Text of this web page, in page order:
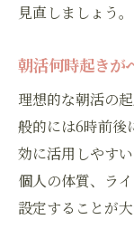
見直しましょう。
朝活何時起きが
理想的な朝活の
般的には6時前後
効に活用しやす
個人の体質、ラ
設定することが大